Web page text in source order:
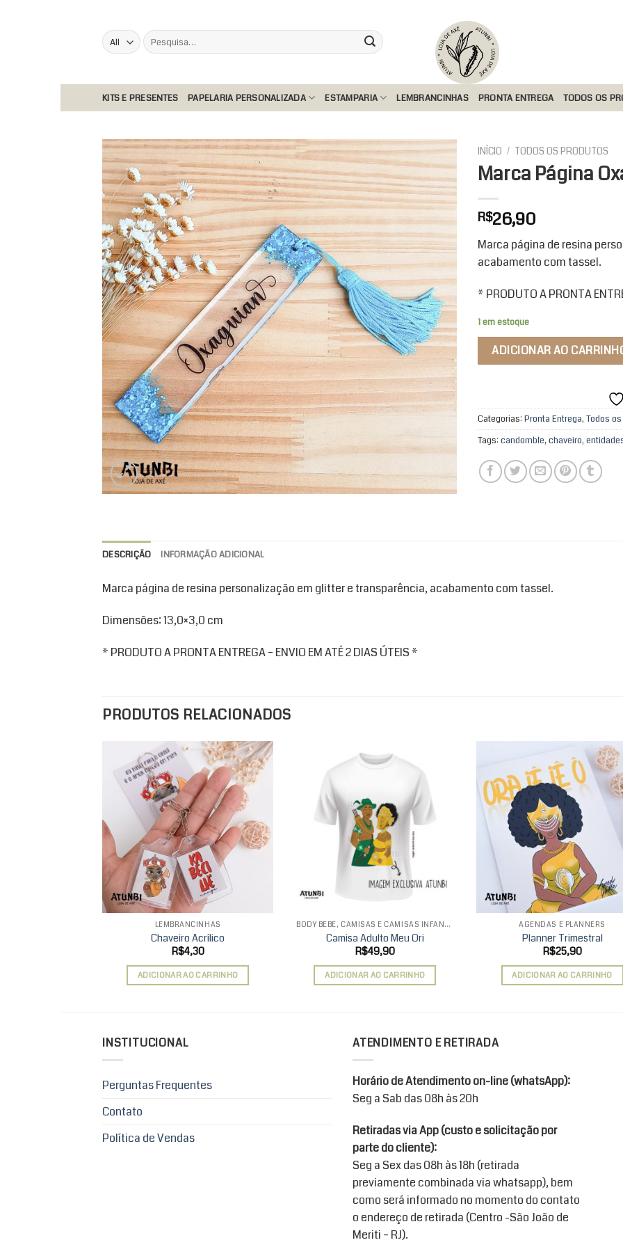
Pesquisar
por:
KITS E PRESENTES PAPELARIA PERSONALIZADA ESTAMPARIA LEMBRANCINHAS PRONTA ENTREGA TODOS OS
Add to
wishlist
INÍCIO / TODOS OS PRODUTOS
Marca Página
R$26,90
Marca página de resina
acabamento com tassel.
* PRODUTO A PRONTA
1 em estoque
ADICIONAR AO
Categorias: Pronta Entrega, Todos
Tags: candomble, chaveiro,
DESCRIÇÃO INFORMAÇÃO ADICIONAL
Marca página de resina personalização em glitter e transparência, acabamento com tassel.
Dimensões: 13,0×3,0 cm
* PRODUTO A PRONTA ENTREGA – ENVIO EM ATÉ 2 DIAS ÚTEIS *
PRODUTOS RELACIONADOS
Add to
wishlist
LEMBRANCINHAS
Chaveiro Acrílico
R$4,30
ADICIONAR AO CARRINHO
Add to
wishlist
BODY BEBÊ, CAMISAS E CAMISAS INFANTIS
Camisa Adulto Meu Ori
R$49,90
ADICIONAR AO CARRINHO
AGENDAS E PLANNERS
Planner Trimestral
R$25,90
ADICIONAR AO CARRINHO
INSTITUCIONAL
Perguntas Frequentes
Contato
Política de Vendas
ATENDIMENTO E RETIRADA
Horário de Atendimento on-line (whatsApp):
Seg a Sab das 08h às 20h
Retiradas via App (custo e solicitação por
parte do cliente):
Seg a Sex das 08h às 18h (retirada
previamente combinada via whatsapp), bem
como será informado no momento do contato
o endereço de retirada (Centro -São João de
Meriti – RJ).